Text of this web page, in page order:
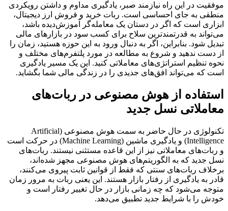
موفقیت در این راه نیازمند صبر، یادگیری مداوم و داشتن رویکردی
منطقی به جای احساسی است. ربات خرید و فروش ارز دیجیتال،
ابزاری است که اگر در دستان یک معامله‌گر آموزش‌دیده باشد،
می‌تواند به قدرتمندترین سلاح برای کسب سود در بازارهای مالی
تبدیل شود. بنابراین، اگر به دنبال ورود به این حوزه هستید، زمان را
از دست ندهید و شروع به مطالعه در مورد پلتفرم‌های مختلف و
نحوه تنظیم استراتژی‌های معاملاتی کنید. این یک مسیر یادگیری
است که می‌تواند افق‌های جدیدی را در زندگی مالی شما بگشاید.
استفاده از هوش مصنوعی در ربات‌های
معاملاتی نسل جدید
تکنولوژی در حال حاضر به سمت هوش مصنوعی (Artificial
Intelligence) و یادگیری ماشین (Machine Learning) در حرکت است
و ربات‌های معاملاتی نیز از این قاعده مستثنی نیستند. ربات‌های
نسل جدید که به الگوریتم‌های هوش مصنوعی مجهز شده‌اند،
برخلاف ربات‌های سنتی که فقط از قوانین ثابت پیروی می‌کنند،
قادر به یادگیری از رفتار بازار هستند. این یعنی ربات به مرور زمان
متوجه می‌شود که چه زمانی بازار در حال تغییر رفتار است و
خودش را با شرایط جدید تطبیق می‌دهد.